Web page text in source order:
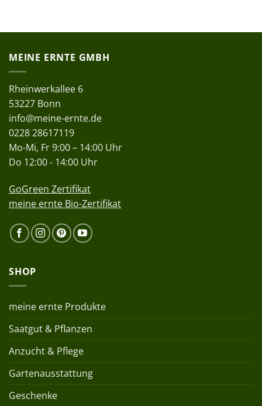
MEINE ERNTE GMBH
Rheinwerkallee 6
53227 Bonn
info@meine-ernte.de
0228 28617119
Mo-Mi, Fr 9:00 – 14:00 Uhr
Do 12:00 - 14:00 Uhr
GoGreen Zertifikat
meine ernte Bio-Zertifikat
SHOP
meine ernte Produkte
Saatgut & Pflanzen
Anzucht & Pflege
Gartenausstattung
Geschenke